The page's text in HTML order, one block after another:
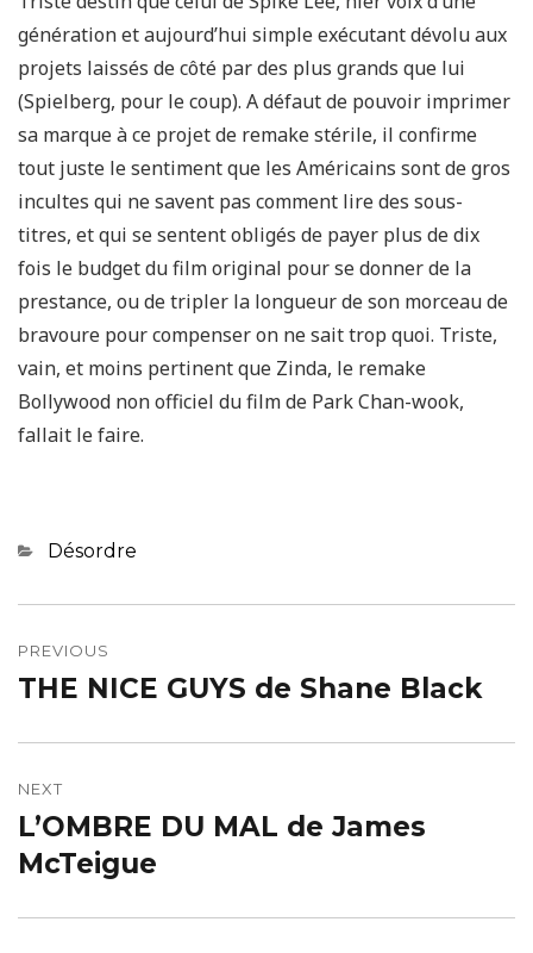
génération et aujourd’hui simple exécutant dévolu aux
projets laissés de côté par des plus grands que lui
(Spielberg, pour le coup). A défaut de pouvoir imprimer
sa marque à ce projet de remake stérile, il confirme
tout juste le sentiment que les Américains sont de gros
incultes qui ne savent pas comment lire des sous-
titres, et qui se sentent obligés de payer plus de dix
fois le budget du film original pour se donner de la
prestance, ou de tripler la longueur de son morceau de
bravoure pour compenser on ne sait trop quoi. Triste,
vain, et moins pertinent que Zinda, le remake
Bollywood non officiel du film de Park Chan-wook,
fallait le faire.
Categories
Désordre
de
l’article
PREVIOUS
Previous
THE NICE GUYS de Shane Black
NEXT
Next
post:
L’OMBRE DU MAL de James
McTeigue